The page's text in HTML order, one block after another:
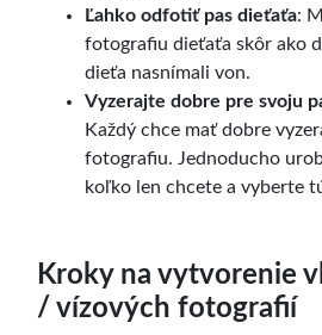
Ľahko odfotiť pas dieťaťa:
fotografiu dieťaťa skôr ako
dieťa nasnímali von.
Vyzerajte dobre pre svoju
Každý chce mať dobre
fotografiu. Jednoducho
koľko len chcete a vyberte
Kroky na vytvorenie
/ vízových fotografií